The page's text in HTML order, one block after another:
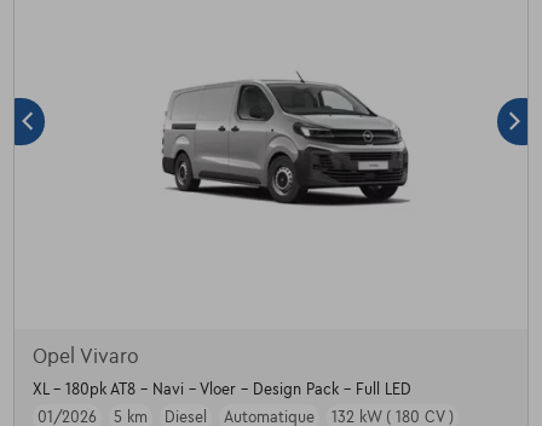
Opel Vivaro
XL - 180pk AT8 - Navi - Vloer - Design Pack - Full LED
01/2026
5 km Diesel Automatique 132 kW ( 180 CV )